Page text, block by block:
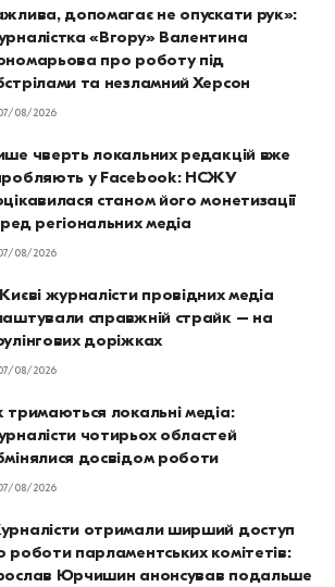
допомагає не опускати рук»:
«Вгору» Валентина
про роботу під
та незламний Херсон
08/2026
чверть локальних редакцій вже
у Facebook: НСЖУ
станом його монетизації
регіональних медіа
08/2026
журналісти провідних медіа
справжній страйк – на
доріжках
08/2026
тримаються локальні медіа:
чотирьох областей
досвідом роботи
08/2026
отримали ширший доступ
роботи парламентських комітетів:
Юрчишин анонсував подальше